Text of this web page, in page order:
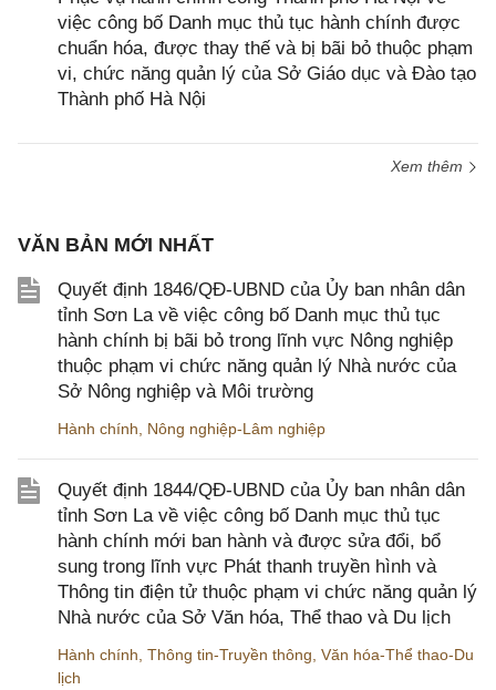
việc công bố Danh mục thủ tục hành chính được
chuẩn hóa, được thay thế và bị bãi bỏ thuộc phạm
vi, chức năng quản lý của Sở Giáo dục và Đào tạo
Thành phố Hà Nội
Xem thêm
VĂN BẢN MỚI NHẤT
Quyết định 1846/QĐ-UBND của Ủy ban nhân dân
tỉnh Sơn La về việc công bố Danh mục thủ tục
hành chính bị bãi bỏ trong lĩnh vực Nông nghiệp
thuộc phạm vi chức năng quản lý Nhà nước của
Sở Nông nghiệp và Môi trường
Hành chính Nông nghiệp-Lâm nghiệp
Quyết định 1844/QĐ-UBND của Ủy ban nhân dân
tỉnh Sơn La về việc công bố Danh mục thủ tục
hành chính mới ban hành và được sửa đổi, bổ
sung trong lĩnh vực Phát thanh truyền hình và
Thông tin điện tử thuộc phạm vi chức năng quản lý
Nhà nước của Sở Văn hóa, Thể thao và Du lịch
Hành chính Thông tin-Truyền thông Văn hóa-Thể thao-Du
lịch